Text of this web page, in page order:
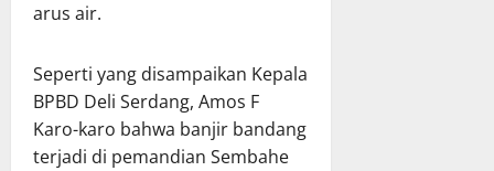
arus air.
Seperti yang disampaikan Kepala
BPBD Deli Serdang, Amos F
Karo-karo bahwa banjir bandang
terjadi di pemandian Sembahe